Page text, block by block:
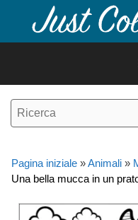
contenuto
Pagina iniziale »Animali »
Una bella mucca in un